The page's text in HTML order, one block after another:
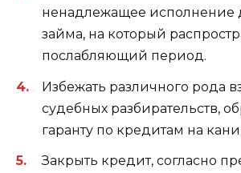
ненадлежащее исполнение
займа, на который
послабляющий период.
Избежать различного рода
судебных разбирательств,
гаранту по кредитам на
Закрыть кредит, согласно